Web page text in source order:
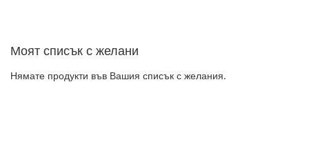
Моят списък с желани
Нямате продукти във Вашия списък с желания.